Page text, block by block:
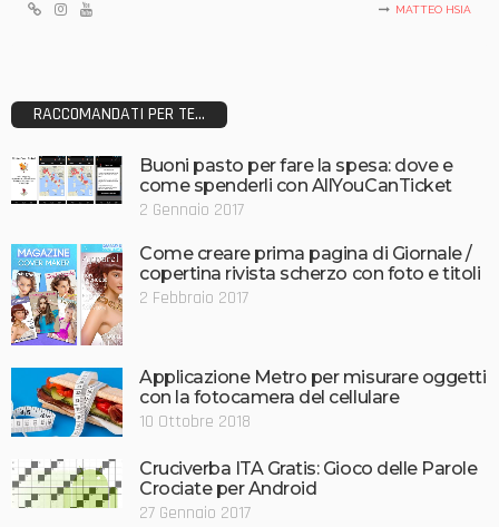
MATTEO HSIA
RACCOMANDATI PER TE...
Buoni pasto per fare la spesa: dove e
come spenderli con AllYouCanTicket
2 Gennaio 2017
Come creare prima pagina di Giornale /
copertina rivista scherzo con foto e titoli
2 Febbraio 2017
Applicazione Metro per misurare oggetti
con la fotocamera del cellulare
10 Ottobre 2018
Cruciverba ITA Gratis: Gioco delle Parole
Crociate per Android
27 Gennaio 2017